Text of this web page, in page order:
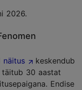
2026.
näitus
keskendub
täitub 30 aastat
Endise